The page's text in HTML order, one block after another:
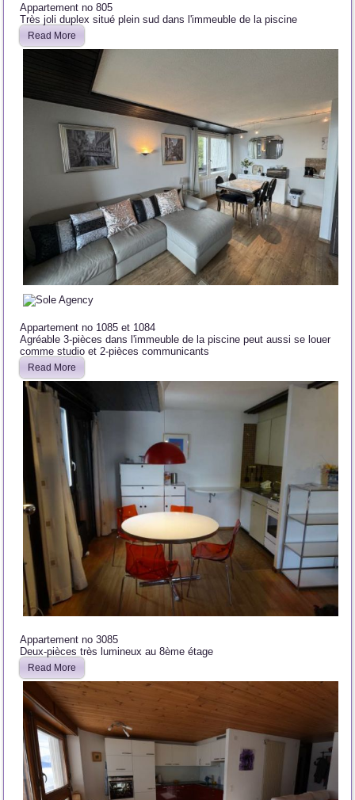
Appartement no 805
Très joli duplex situé plein sud dans l'immeuble de la piscine
Read More
Appartement no 1085 et 1084
Agréable 3-pièces dans l'immeuble de la piscine peut aussi se louer
comme studio et 2-pièces communicants
Read More
Appartement no 3085
Deux-pièces très lumineux au 8ème étage
Read More